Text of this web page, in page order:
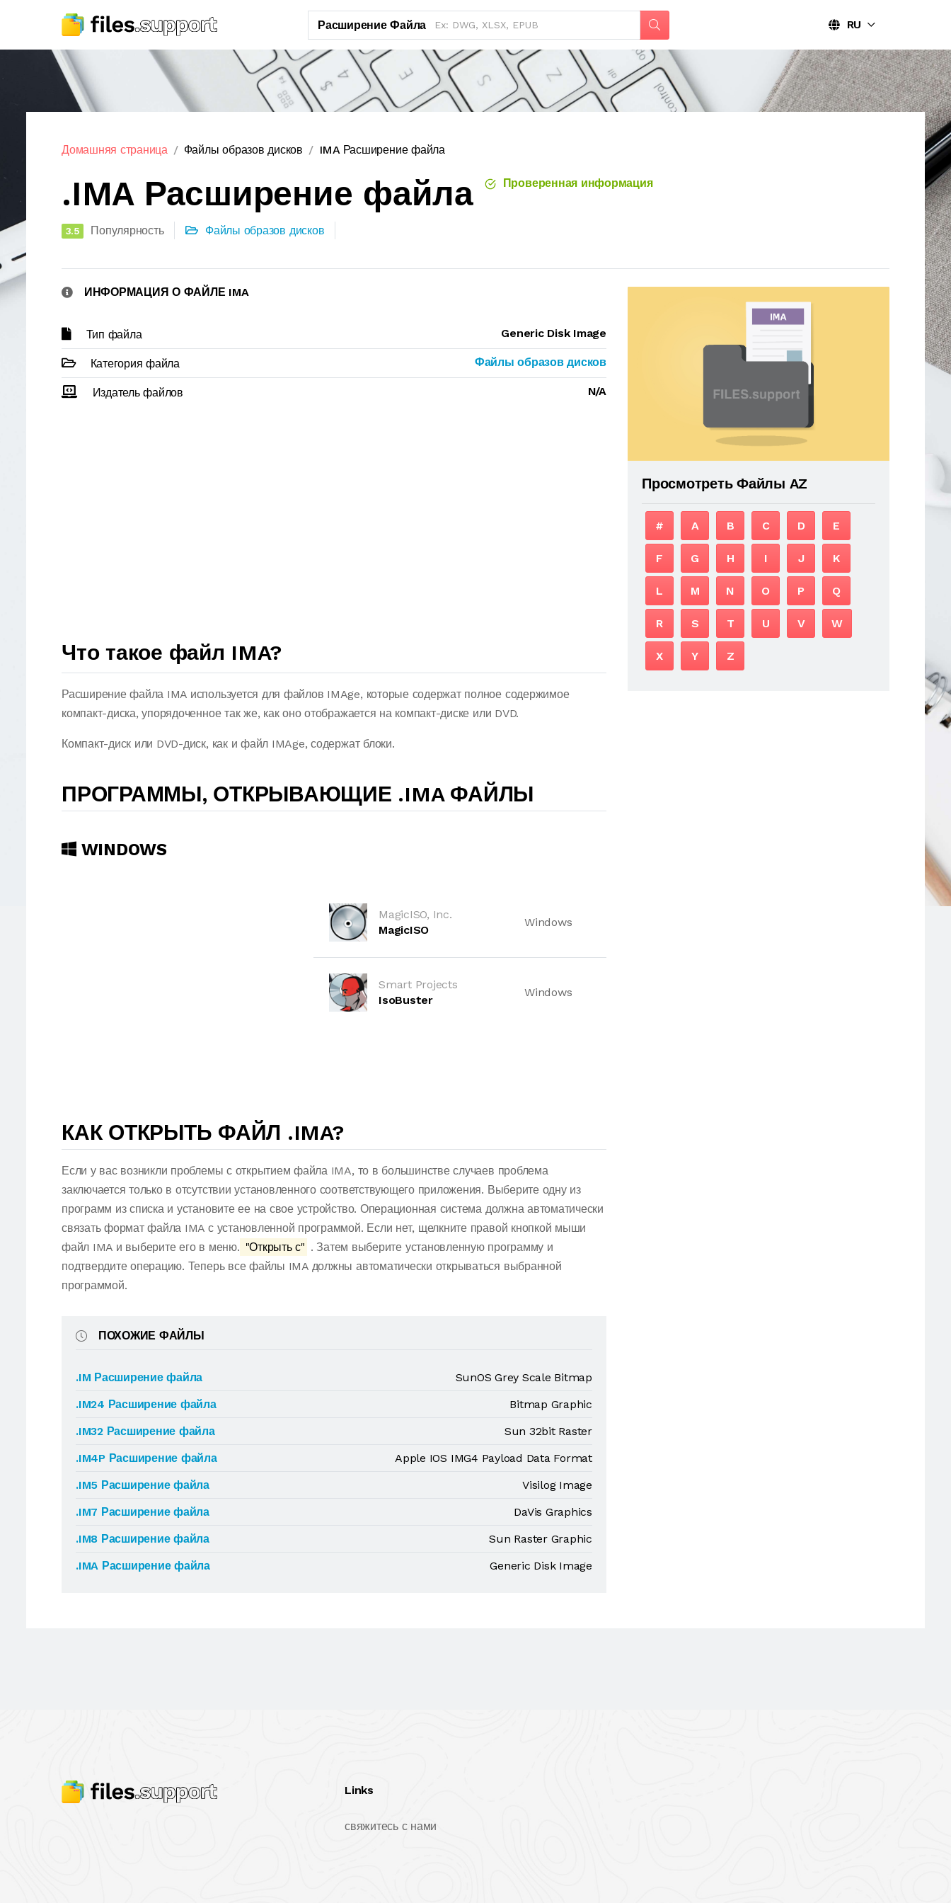
Расширение Файла RU
Домашняя страница Файлы образов дисков IMA Расширение файла
.IMA Расширение файла Проверенная информация
3.5 Популярность Файлы образов дисков
ИНФОРМАЦИЯ О ФАЙЛЕ IMA
Тип файла Generic Disk Image
Категория файла Файлы образов дисков
Издатель файлов N/A
Что такое файл IMA?
Расширение файла IMA используется для файлов IMAge, которые содержат полное содержимое
компакт-диска, упорядоченное так же, как оно отображается на компакт-диске или DVD.
Компакт-диск или DVD-диск, как и файл IMAge, содержат блоки.
ПРОГРАММЫ, ОТКРЫВАЮЩИЕ .IMA ФАЙЛЫ
WINDOWS
MagicISO, Inc.
MagicISO
Windows
Smart Projects
IsoBuster
Windows
КАК ОТКРЫТЬ ФАЙЛ .IMA?
Если у вас возникли проблемы с открытием файла IMA, то в большинстве случаев проблема
заключается только в отсутствии установленного соответствующего приложения. Выберите одну из
программ из списка и установите ее на свое устройство. Операционная система должна автоматически
связать формат файла IMA с установленной программой. Если нет, щелкните правой кнопкой мыши
файл IMA и выберите его в меню. "Открыть с" . Затем выберите установленную программу и
подтвердите операцию. Теперь все файлы IMA должны автоматически открываться выбранной
программой.
ПОХОЖИЕ ФАЙЛЫ
.IM Расширение файла
SunOS Grey Scale Bitmap
.IM24 Расширение файла
Bitmap Graphic
.IM32 Расширение файла
Sun 32bit Raster
.IM4P Расширение файла
Apple IOS IMG4 Payload Data Format
.IM5 Расширение файла
Visilog Image
.IM7 Расширение файла
DaVis Graphics
.IM8 Расширение файла
Sun Raster Graphic
.IMA Расширение файла
Generic Disk Image
Просмотреть Файлы AZ
# A B C D E
F G H I J K
L M N O P Q
R S T U V W
X Y Z
Links
свяжитесь с нами